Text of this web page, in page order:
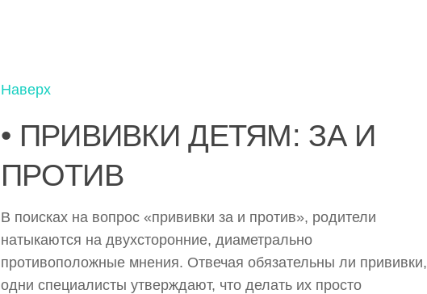
Наверх
• ПРИВИВКИ ДЕТЯМ: ЗА И
ПРОТИВ
В поисках на вопрос «прививки за и против», родители
натыкаются на двухсторонние, диаметрально
противоположные мнения. Отвечая обязательны ли прививки,
одни специалисты утверждают, что делать их просто